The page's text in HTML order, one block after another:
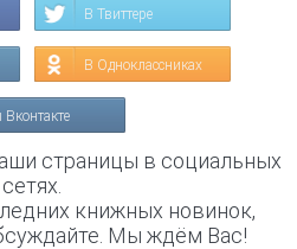
В Твиттере
В Одноклассниках
страницы в социальных
сетях.
книжных новинок,
Мы ждём Вас!